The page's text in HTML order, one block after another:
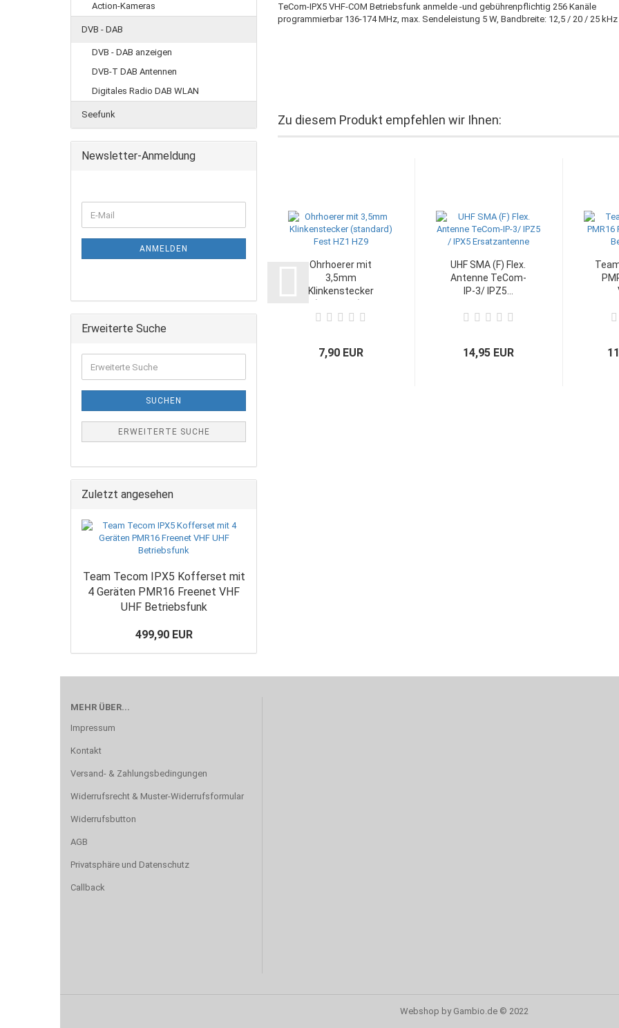
TeCom-IPX5 VHF-COM Betriebsfunk anmelde -und gebührenpflichtig 256 Kanäle
programmierbar 136-174 MHz, max. Sendeleistung 5 W, Bandbreite: 12,5 / 20 / 25 kHz
Zu diesem Produkt empfehlen wir Ihnen:
Ohrhoerer mit
3,5mm
Klinkenstecker
7,90 EUR
UHF SMA (F) Flex.
Antenne TeCom-
IP-3/ IPZ5...
14,95 EUR
Action-Kameras
DVB - DAB
DVB - DAB anzeigen
DVB-T DAB Antennen
Digitales Radio DAB WLAN
Seefunk
Newsletter-Anmeldung
ANMELDEN
Erweiterte Suche
SUCHEN
ERWEITERTE SUCHE
Zuletzt angesehen
Team Tecom IPX5 Kofferset mit
4 Geräten PMR16 Freenet VHF
UHF Betriebsfunk
499,90 EUR
MEHR ÜBER...
Impressum
Kontakt
Versand- & Zahlungsbedingungen
Widerrufsrecht & Muster-Widerrufsformular
Widerrufsbutton
AGB
Privatsphäre und Datenschutz
Callback
Webshop by Gambio.de © 2022